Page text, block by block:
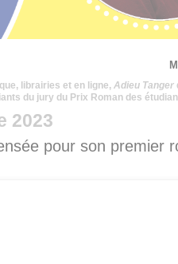
librairies et en ligne, Adieu Tanger
du jury du Prix Roman des
2023
pour son premier